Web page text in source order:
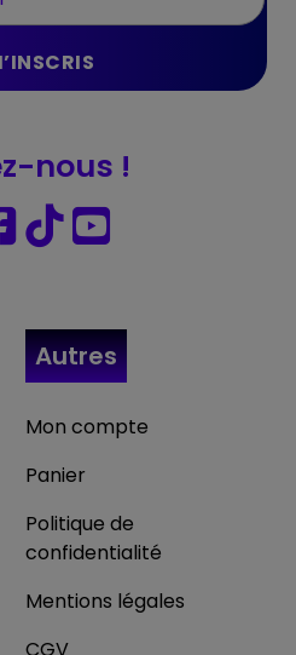
nous !
Autres
Mon compte
Panier
Politique de
confidentialité
Mentions légales